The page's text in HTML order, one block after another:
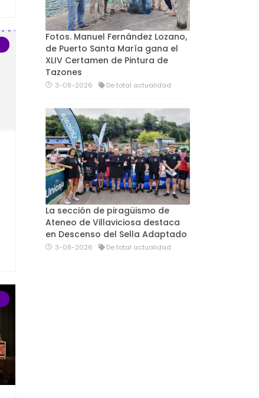
Fotos. Manuel Fernández Lozano,
de Puerto Santa María gana el
XLIV Certamen de Pintura de
Tazones
3-08-2026 De total actualidad
La sección de piragüismo de
Ateneo de Villaviciosa destaca
en Descenso del Sella Adaptado
3-08-2026 De total actualidad